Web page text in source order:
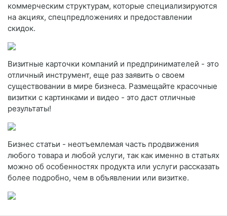
коммерческим структурам, которые специализируются
на акциях, спецпредложениях и предоставлении
скидок.
Визитные карточки компаний и предпринимателей - это
отличный инструмент, еще раз заявить о своем
существовании в мире бизнеса. Размещайте красочные
визитки с картинками и видео - это даст отличные
результаты!
Бизнес статьи - неотъемлемая часть продвижения
любого товара и любой услуги, так как именно в статьях
можно об особенностях продукта или услуги рассказать
более подробно, чем в объявлении или визитке.